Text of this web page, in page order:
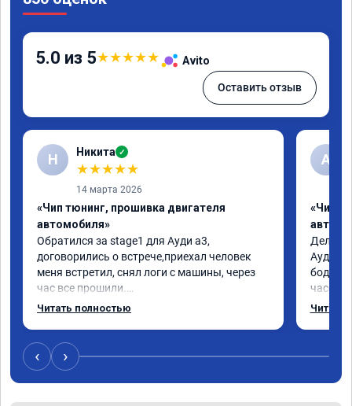
5.0 из 5★★★★★ Avito
Оставить отзыв
Н Никита ✓
★★★★★
14 марта 2026
«Чип тюнинг, прошивка двигателя
автомобиля»
Обратился за stage1 для Ауди а3,
договорились о встрече,приехал человек
меня встретил, снял логи с машины, через
час все прошили.
Арман спасибо тебе огромное, машинка по
может 🤣машина едет не в себя, еще раз
спасибо вам!!!!!!!
Читать полностью
А
«Чип
Делал
как
Читать
‹ ›